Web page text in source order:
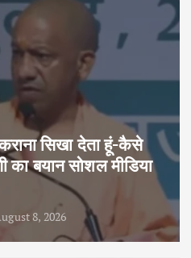
सिखा देता हूं-कैसे
का बयान सोशल मीडिया
8, 2026